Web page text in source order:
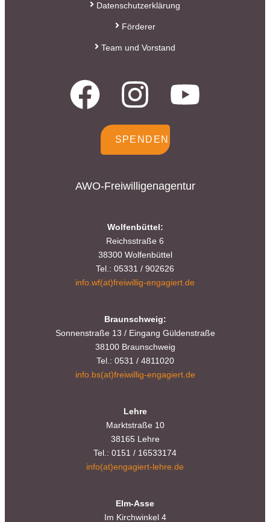
Datenschutzerklärung
Förderer
Team und Vorstand
SPENDEN
AWO-Freiwilligenagentur
Wolfenbüttel:
Reichsstraße 6
38300 Wolfenbüttel
Tel.: 05331 / 902626
info.wf(at)freiwillig-engagiert.de
Braunschweig:
Sonnenstraße 13 / Eingang Güldenstraße
38100 Braunschweig
Tel.: 0531 / 4811020
info.bs(at)freiwillig-engagiert.de
Lehre
Marktstraße 10
38165 Lehre
Tel.: 0151 / 16533174
info(at)engagiert-lehre.de
Elm-Asse
Im Kirchwinkel 4
Reichsstraße 6
38300 Wolfenbüttel
s.baranowski [at] freiwillig-
engagiert.de